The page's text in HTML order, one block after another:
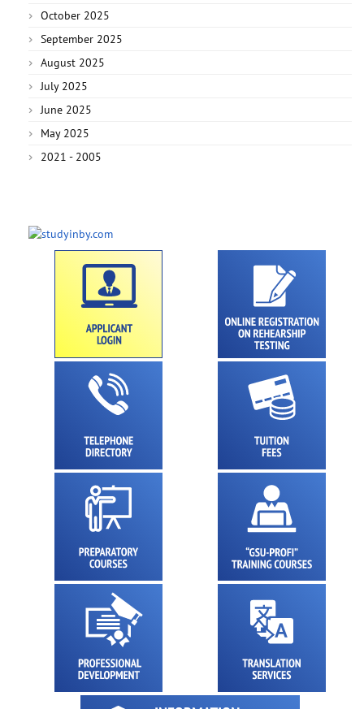
October 2025
September 2025
August 2025
July 2025
June 2025
May 2025
2021 - 2005